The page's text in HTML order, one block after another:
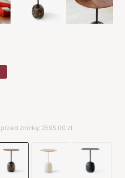
zniżką: 2595.00 zł